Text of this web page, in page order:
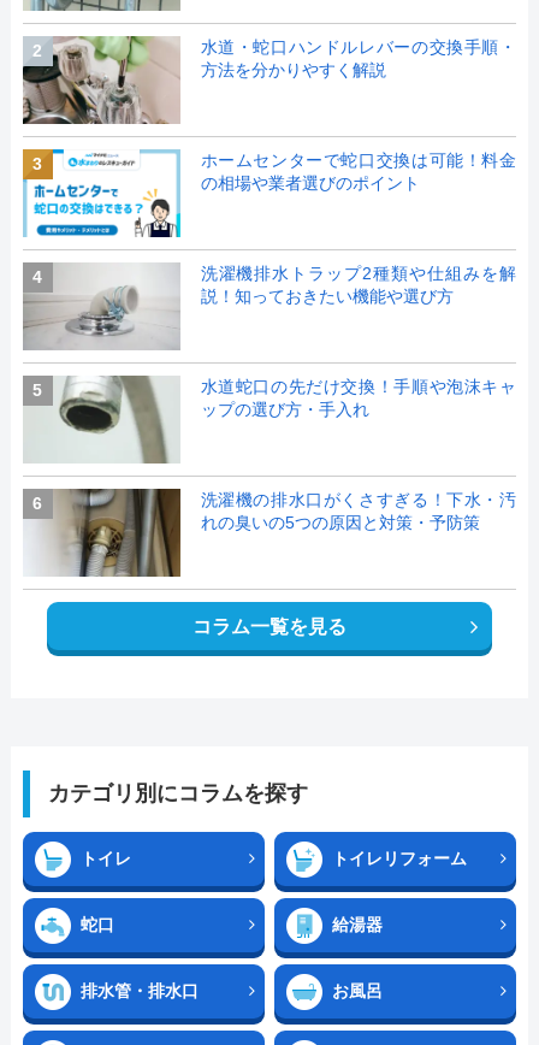
2
水道・蛇口ハンドルレバーの交換手順・
方法を分かりやすく解説
3
ホームセンターで蛇口交換は可能！料金
の相場や業者選びのポイント
4
洗濯機排水トラップ2種類や仕組みを解
説！知っておきたい機能や選び方
5
水道蛇口の先だけ交換！手順や泡沫キャ
ップの選び方・手入れ
6
洗濯機の排水口がくさすぎる！下水・汚
れの臭いの5つの原因と対策・予防策
コラム一覧を見る
カテゴリ別にコラムを探す
トイレ トイレリフォーム
蛇口 給湯器
排水管・排水口 お風呂